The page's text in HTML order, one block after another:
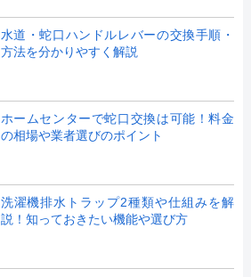
水道・蛇口ハンドルレバーの交換手順・
方法を分かりやすく解説
ホームセンターで蛇口交換は可能！料金
の相場や業者選びのポイント
洗濯機排水トラップ2種類や仕組みを解
説！知っておきたい機能や選び方